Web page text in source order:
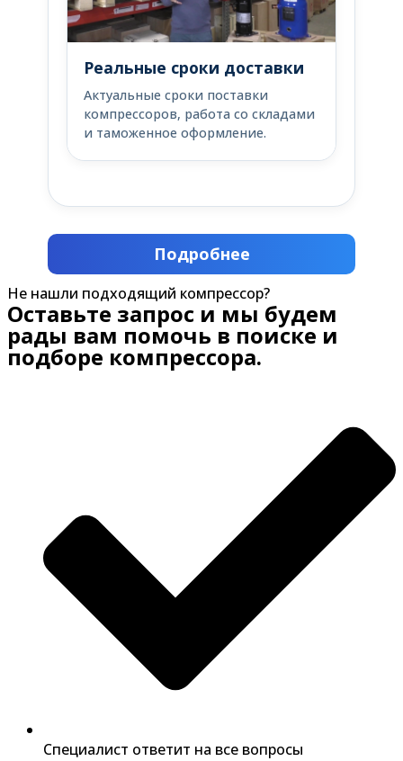
Реальные сроки доставки
Актуальные сроки поставки
компрессоров, работа со складами
и таможенное оформление.
Подробнее
Не нашли подходящий компрессор?
Оставьте запрос и мы будем
рады вам помочь в поиске и
подборе компрессора.
Специалист ответит на все вопросы